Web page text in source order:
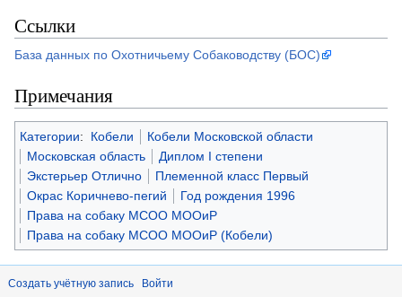
Ссылки
База данных по Охотничьему Собаководству (БОС)
Примечания
Категории: Кобели
Кобели Московской области
Московская область
Диплом I степени
Экстерьер Отлично
Племенной класс Первый
Окрас Коричнево-пегий
Год рождения 1996
Права на собаку МСОО МООиР
Права на собаку МСОО МООиР (Кобели)
Создать учётную запись Войти